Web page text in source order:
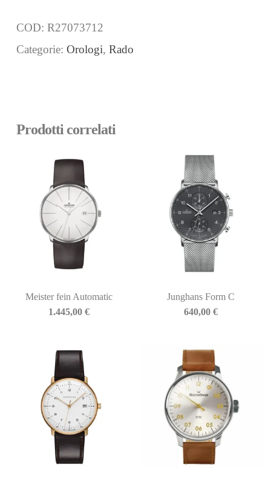
COD: R27073712
Categorie: Orologi, Rado
Prodotti correlati
Meister fein Automatic
1.445,00 €
Junghans Form C
640,00€